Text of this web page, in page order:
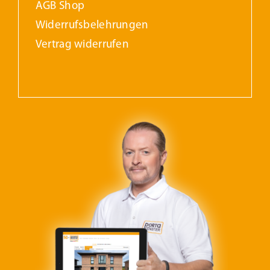
AGB Shop
Widerrufs­belehrungen
Vertrag widerrufen